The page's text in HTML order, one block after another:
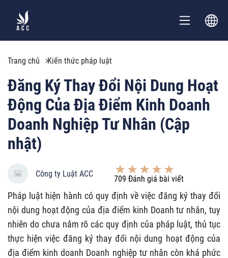
Trang chủ Kiến thức pháp luật
Đăng Ký Thay Đổi Nội Dung Hoạt
Động Của Địa Điểm Kinh Doanh
Doanh Nghiệp Tư Nhân (Cập
nhật)
Công ty Luật ACC
709 Đánh giá bài viết
Pháp luật hiện hành có quy định về việc đăng ký thay đổi
nội dung hoạt động của địa điểm kinh Doanh tư nhân, tuy
nhiên do chưa nắm rõ các quy định của pháp luật, thủ tục
thực hiện việc đăng ký thay đổi nội dung hoạt động của
địa điểm kinh doanh Doanh nghiệp tư nhân còn khá phức